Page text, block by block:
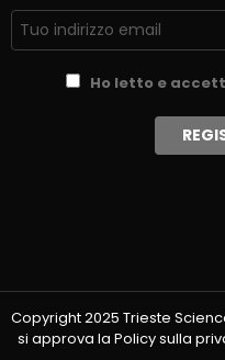
Ho letto e
Copyright 2025 Trieste
si approva la Policy sulla